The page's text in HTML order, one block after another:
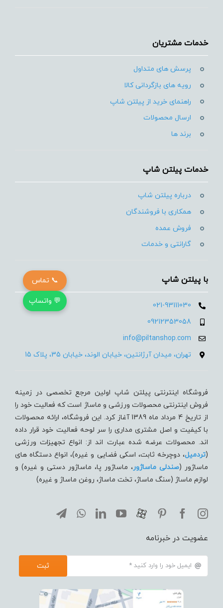
خدمات مشتریان
پرسش های متداول
رویه های بازگردانی کالا
راهنمای خرید از پیلتن شاپ
ارسال محصولات
برند ها
خدمات پیلتن شاپ
درباره پیلتن شاپ
همکاری با فروشندگان
فروش عمده
گارانتی و خدمات
با پیلتن شاپ
021-93111030
09212353058
info@piltanshop.com
تهران، میدان آرژانتین، خیابان الوند، خیابان 35، پلاک 15
فروشگاه اینترنتی پیلتن شاپ اولین مرجع تخصصی در زمینه
فروش اینترنتی محصولات ورزشی و ماساژ است که فعالیت خود را
از تاریخ 4 مرداد ماه 1389 آغاز کرد. این فروشگاه، ارائه محصولات
با کیفیت و اصل مشتری مداری را سر لوحه فعالیت خود قرار داده
اند. محصولات عرضه شده عبارت اند از: انواع تجهیزات ورزشی
(تردميل، دوچرخه ثابت، اسکی فضایی و غیره)، انواع دستگاه های
ماساژور (صندلی ماساژور، ماساژور پا، ماساژور دستی و غیره) و
لوازم ماساژ (سنگ ماساژ، تخت ماساژ، روغن ماساژ و غیره)
عضویت در خبرنامه
ثبت
📞 تماس
💬 واتساپ